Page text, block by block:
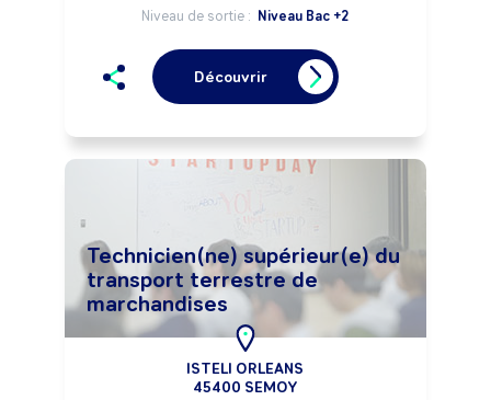
Niveau de sortie : Niveau Bac +2
Découvrir
Technicien(ne) supérieur(e) du
transport terrestre de
marchandises
ISTELI ORLEANS
45400 SEMOY